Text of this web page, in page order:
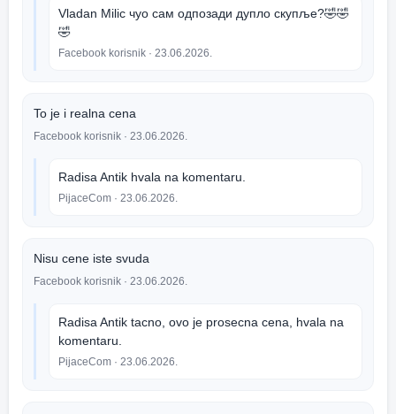
Vladan Milic чуо сам одпозади дупло скупље?🤣🤣
🤣
Facebook korisnik · 23.06.2026.
To je i realna cena
Facebook korisnik · 23.06.2026.
Radisa Antik hvala na komentaru.
PijaceCom · 23.06.2026.
Nisu cene iste svuda
Facebook korisnik · 23.06.2026.
Radisa Antik tacno, ovo je prosecna cena, hvala na
komentaru.
PijaceCom · 23.06.2026.